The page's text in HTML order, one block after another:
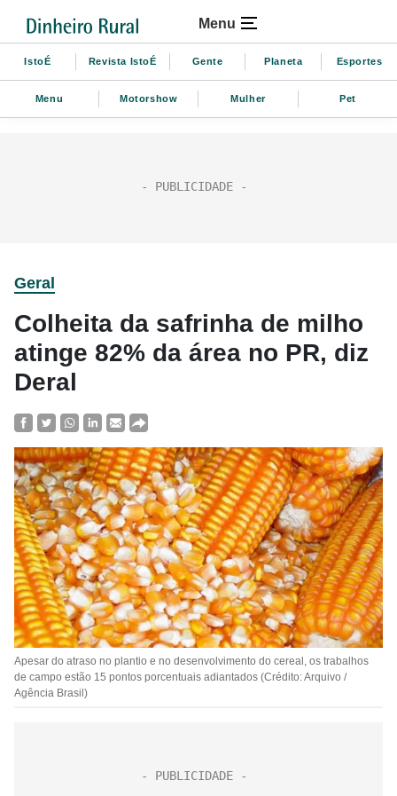
Menu
IstoÉ Revista IstoÉ Gente Planeta Esportes
Menu Motorshow Mulher Pet
Geral
Colheita da safrinha de milho
atinge 82% da área no PR, diz
Deral
Apesar do atraso no plantio e no desenvolvimento do cereal, os trabalhos
de campo estão 15 pontos porcentuais adiantados (Crédito: Arquivo /
Agência Brasil)